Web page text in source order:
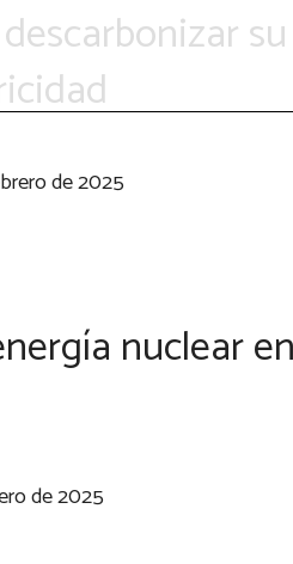
de 2025
nuclear
de 2025